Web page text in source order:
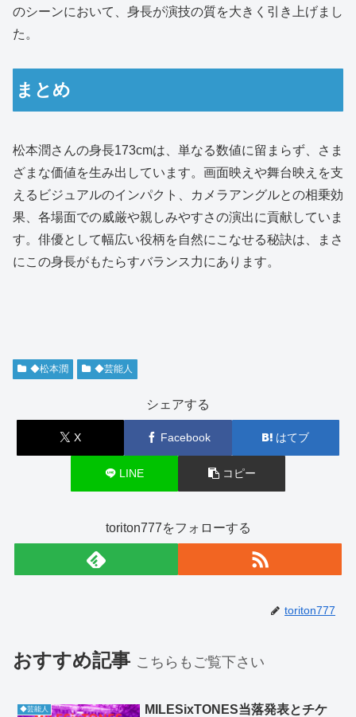
のシーンにおいて、身長が演技の質を大きく引き上げまし
た。
まとめ
松本潤さんの身長173cmは、単なる数値に留まらず、さま
ざまな価値を生み出しています。画面映えや舞台映えを支
えるビジュアルのインパクト、カメラアングルとの相乗効
果、各場面での威厳や親しみやすさの演出に貢献していま
す。俳優として幅広い役柄を自然にこなせる秘訣は、まさ
にこの身長がもたらすバランス力にあります。
◆松本潤 ◆芸能人
シェアする
X Facebook はてブ
LINE コピー
toriton777をフォローする
toriton777
おすすめ記事 こちらもご覧下さい
◆芸能人
MILESixTONES当落発表とチケ